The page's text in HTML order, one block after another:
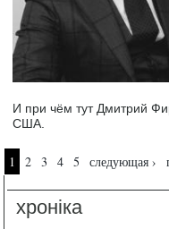
И при чём тут Дмитрий
США.
Страницы
1 2 3 4 5 следующая ›
хроніка